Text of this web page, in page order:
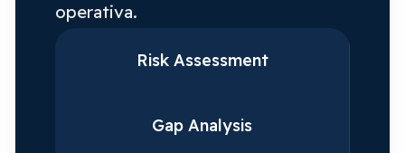
operativa.
Risk Assessment
Gap Analysis